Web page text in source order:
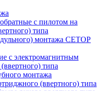
с пилотом на
типа
монтажа CETOP
с электромагнитным
типа
монтажа
(ввертного) типа